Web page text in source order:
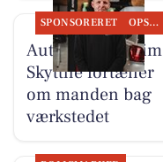
SPONSORERET OPSLAGSTAVLEN
Autotekniker Kim
Skytthe fortæller
om manden bag
værkstedet